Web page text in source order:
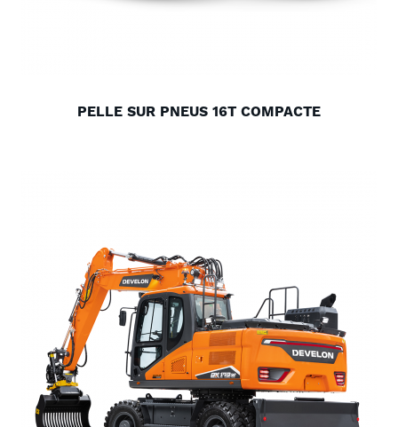
PELLE SUR PNEUS 16T COMPACTE